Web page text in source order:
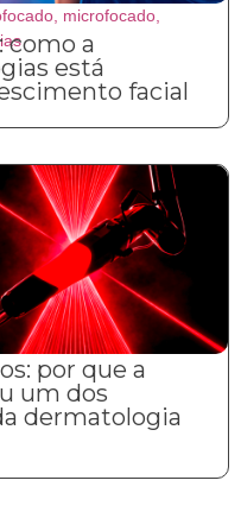
microfocado
como a
está
facial
por que a
um dos
dermatologia